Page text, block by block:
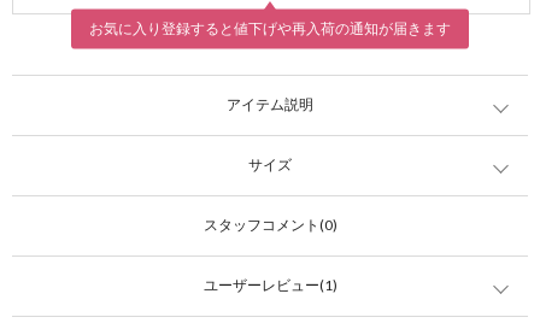
お気に入り登録すると値下げや再入荷の通知が届きます
アイテム説明
サイズ
スタッフコメント(0)
ユーザーレビュー(1)